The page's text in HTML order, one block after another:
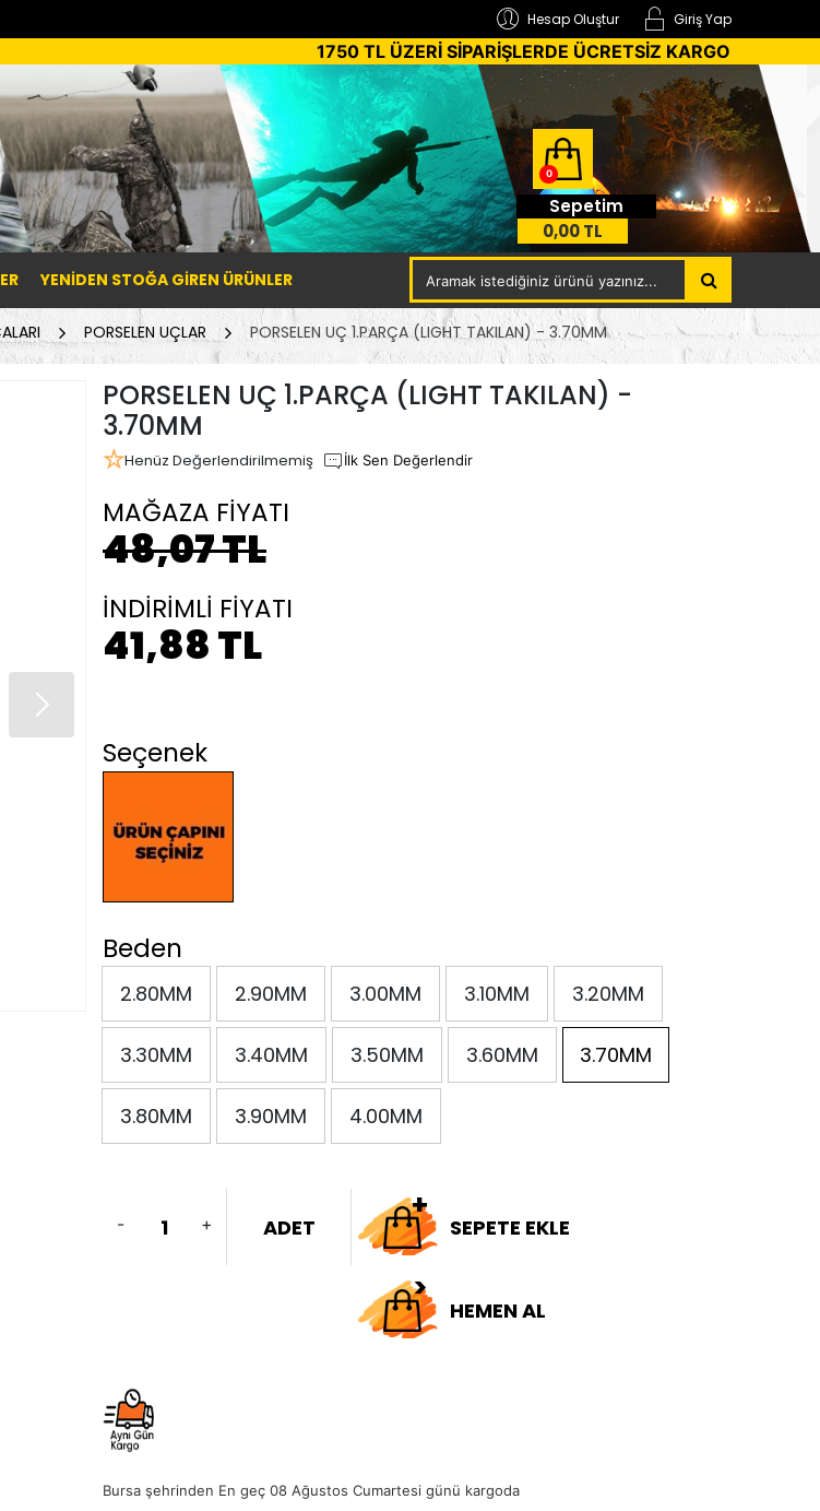
Giriş Yap
Hesap Oluştur
1750 TL ÜZERİ SİPARİŞLERDE ÜCRETSİZ KARGO
0
Sepetim
0,00 TL
YENIDEN STOĞA GIREN ÜRÜNLER
PORSELEN UÇLAR PORSELEN UÇ 1.PARÇA (LIGHT TAKILAN) - 3.70MM
PORSELEN UÇ 1.PARÇA (LIGHT TAKILAN) -
3.70MM
Henüz Değerlendirilmemiş İlk Sen Değerlendir
MAĞAZA FİYATI
48,07 TL
İNDİRİMLİ FİYATI
41,88 TL
Seçenek
Beden
2.80MM 2.90MM 3.00MM 3.10MM 3.20MM
3.30MM 3.40MM 3.50MM 3.60MM 3.70MM
3.80MM 3.90MM 4.00MM
- + ADET SEPETE EKLE
HEMEN AL
Bursa şehrinden En geç 08 Ağustos Cumartesi günü kargoda